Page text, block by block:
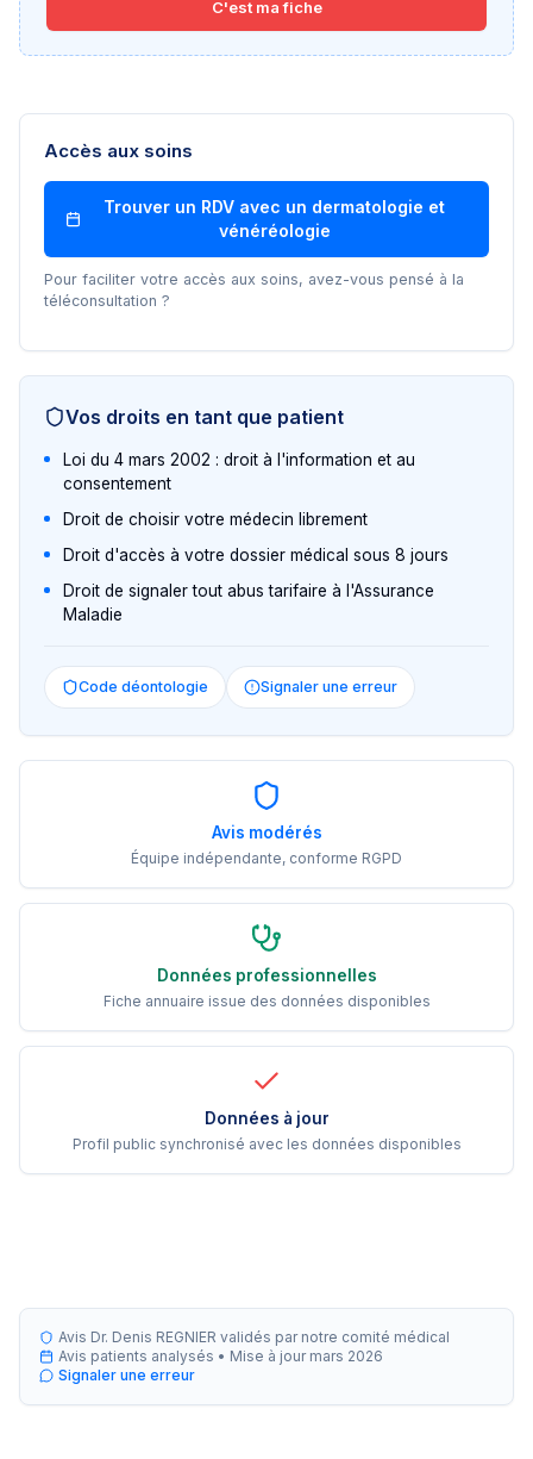
C'est ma fiche
Accès aux soins
Trouver un RDV avec un dermatologie et
vénéréologie
Pour faciliter votre accès aux soins, avez-vous pensé à la
téléconsultation ?
Vos droits en tant que patient
Loi du 4 mars 2002 : droit à l'information et au
consentement
Droit de choisir votre médecin librement
Droit d'accès à votre dossier médical sous 8 jours
Droit de signaler tout abus tarifaire à l'Assurance
Maladie
Code déontologie Signaler une erreur
Avis modérés
Équipe indépendante, conforme RGPD
Données professionnelles
Fiche annuaire issue des données disponibles
Données à jour
Profil public synchronisé avec les données disponibles
Avis Dr. Denis REGNIER validés par notre comité médical
Avis patients analysés • Mise à jour mars 2026
Signaler une erreur